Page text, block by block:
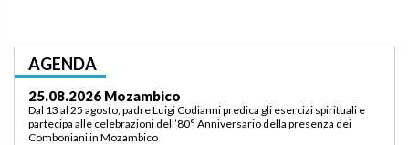
AGENDA
03.09.2026 Lomé/Togo
Padre Luigi Codianni e padre Elias Sindjalim partecipano dal 26 agosto al 3
settembre all’incontro della commissione ASCAF sulla riorganizzazione
della regione a Lomé/Togo